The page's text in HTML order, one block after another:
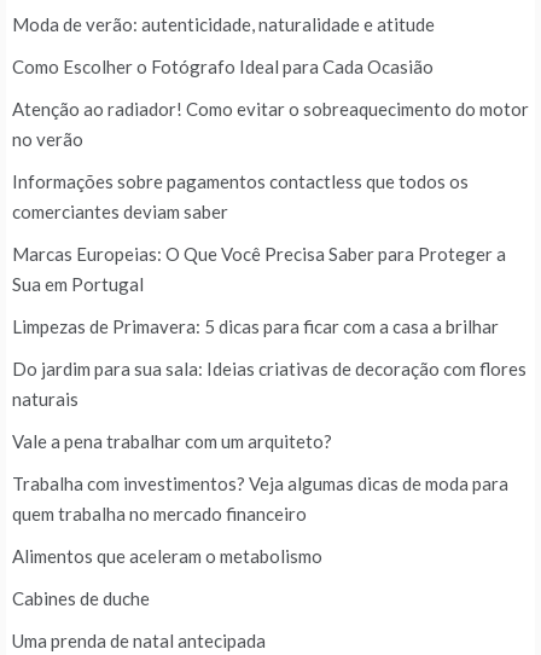
Moda de verão: autenticidade, naturalidade e atitude
Como Escolher o Fotógrafo Ideal para Cada Ocasião
Atenção ao radiador! Como evitar o sobreaquecimento do motor
no verão
Informações sobre pagamentos contactless que todos os
comerciantes deviam saber
Marcas Europeias: O Que Você Precisa Saber para Proteger a
Sua em Portugal
Limpezas de Primavera: 5 dicas para ficar com a casa a brilhar
Do jardim para sua sala: Ideias criativas de decoração com flores
naturais
Vale a pena trabalhar com um arquiteto?
Trabalha com investimentos? Veja algumas dicas de moda para
quem trabalha no mercado financeiro
Alimentos que aceleram o metabolismo
Cabines de duche
Uma prenda de natal antecipada